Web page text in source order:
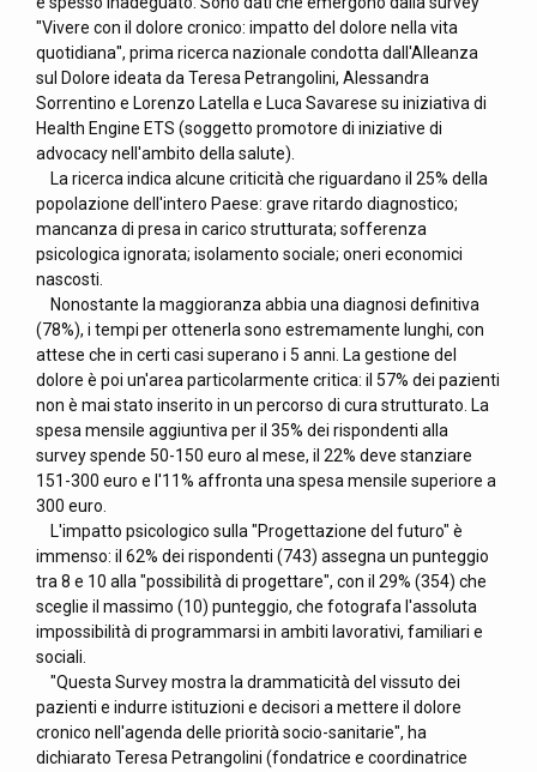
"Vivere con il dolore cronico: impatto del dolore nella vita
quotidiana", prima ricerca nazionale condotta dall'Alleanza
sul Dolore ideata da Teresa Petrangolini, Alessandra
Sorrentino e Lorenzo Latella e Luca Savarese su iniziativa di
Health Engine ETS (soggetto promotore di iniziative di
advocacy nell'ambito della salute).
La ricerca indica alcune criticità che riguardano il 25% della
popolazione dell'intero Paese: grave ritardo diagnostico;
mancanza di presa in carico strutturata; sofferenza
psicologica ignorata; isolamento sociale; oneri economici
nascosti.
Nonostante la maggioranza abbia una diagnosi definitiva
(78%), i tempi per ottenerla sono estremamente lunghi, con
attese che in certi casi superano i 5 anni. La gestione del
dolore è poi un'area particolarmente critica: il 57% dei pazienti
non è mai stato inserito in un percorso di cura strutturato. La
spesa mensile aggiuntiva per il 35% dei rispondenti alla
survey spende 50-150 euro al mese, il 22% deve stanziare
151-300 euro e l'11% affronta una spesa mensile superiore a
300 euro.
L'impatto psicologico sulla "Progettazione del futuro" è
immenso: il 62% dei rispondenti (743) assegna un punteggio
tra 8 e 10 alla "possibilità di progettare", con il 29% (354) che
sceglie il massimo (10) punteggio, che fotografa l'assoluta
impossibilità di programmarsi in ambiti lavorativi, familiari e
sociali.
"Questa Survey mostra la drammaticità del vissuto dei
pazienti e indurre istituzioni e decisori a mettere il dolore
cronico nell'agenda delle priorità socio-sanitarie", ha
dichiarato Teresa Petrangolini (fondatrice e coordinatrice